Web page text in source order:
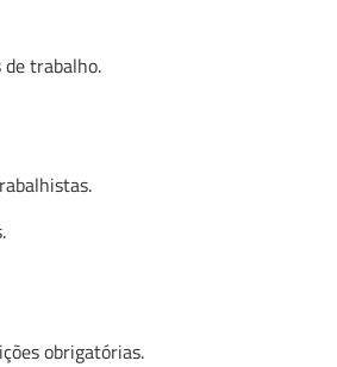
de trabalho.
obrigatórias.